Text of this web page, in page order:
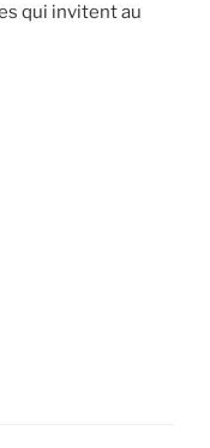
qui invitent au